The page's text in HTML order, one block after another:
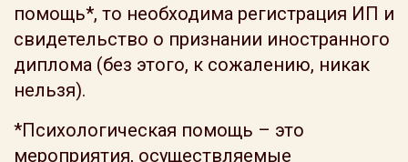
помощь*, то необходима регистрация ИП и
свидетельство о признании иностранного
диплома (без этого, к сожалению, никак
нельзя).
*Психологическая помощь – это
мероприятия, осуществляемые